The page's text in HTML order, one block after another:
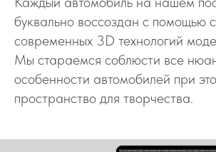
буквально воссоздан с помощью
современных 3D технологий
Мы стараемся соблюсти все
особенности автомобилей при
пространство для творчества.